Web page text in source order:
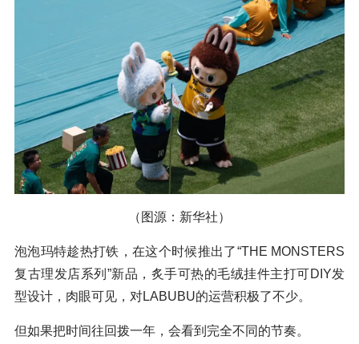
（图源：新华社）
泡泡玛特趁热打铁，在这个时候推出了“THE MONSTERS
复古理发店系列”新品，炙手可热的毛绒挂件主打可DIY发
型设计，肉眼可见，对LABUBU的运营积极了不少。
但如果把时间往回拨一年，会看到完全不同的节奏。